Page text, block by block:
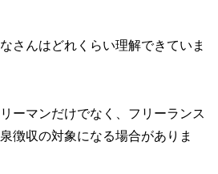
さんはどれくらい理解できていま
ーマンだけでなく、フリーランス
徴収の対象になる場合がありま